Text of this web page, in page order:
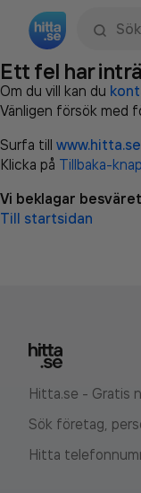
Ett fel har
Om du vill kan du
Vänligen försök med
Surfa till www.hitta.se
Klicka på Tillbaka-
Vi beklagar
Till startsidan
Hitta.se - Gratis
Sök företag,
Hitta